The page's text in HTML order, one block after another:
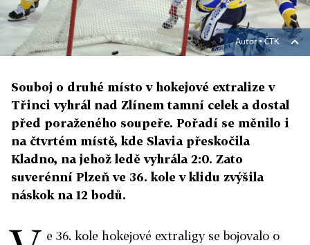
Autor ▪ČTK
Souboj o druhé místo v hokejové extralize v
Třinci vyhrál nad Zlínem tamní celek a dostal
před poraženého soupeře. Pořadí se měnilo i
na čtvrtém místě, kde Slavia přeskočila
Kladno, na jehož ledě vyhrála 2:0. Zato
suverénní Plzeň ve 36. kole v klidu zvýšila
náskok na 12 bodů.
e 36. kole hokejové extraligy se bojovalo o